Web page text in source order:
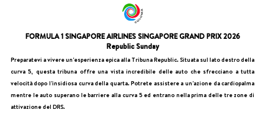
FORMULA 1 SINGAPORE AIRLINES SINGAPORE GRAND PRIX 2026
Republic Sunday
Preparatevi a vivere un'esperienza epica alla Tribuna Republic. Situata sul lato destro della
curva 5, questa tribuna offre una vista incredibile delle auto che sfrecciano a tutta
velocità dopo l'insidiosa curva della quarta. Potrete assistere a un'azione da cardiopalma
mentre le auto superano le barriere alla curva 5 ed entrano nella prima delle tre zone di
attivazione del DRS.